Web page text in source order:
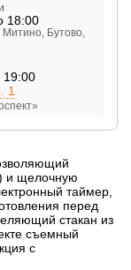
18:00
Бутово,
19:00
1
и щелочную
таймер,
перед
стакан из
съемный
с